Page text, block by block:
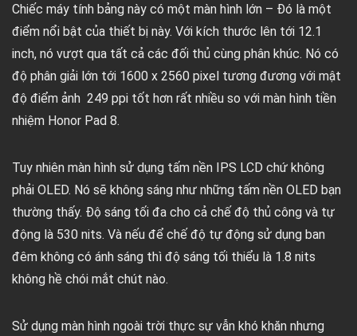
Chiếc máy tính bảng này có một màn hình lớn – Đó là một
điểm nổi bật của thiết bị này. Với kích thước lên tới 12.1
inch, nó vượt qua tất cả các đối thủ cùng phân khúc. Nó có
độ phân giải lớn tới 1600 x 2560 pixel tương đương với mật
độ điểm ảnh 249 ppi tốt hơn rất nhiều so với màn hình tiền
nhiệm Honor Pad 8.
Tuy nhiên màn hình sử dụng tấm nền IPS LCD chứ không
phải OLED. Nó sẽ không sáng như những tấm nền OLED bạn
thường thấy. Độ sáng tối đa cho cả chế độ thủ công và tự
động là 530 nits. Và nếu để chế độ tự động sử dụng ban
đêm không có ánh sáng thì độ sáng tối thiểu là 1.8 nits
không hề chói mắt chút nào.
Sử dụng màn hình ngoài trời thực sự vẫn khó khăn nhưng